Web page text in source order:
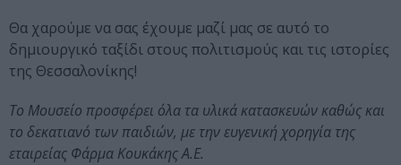
Θα χαρούμε να σας έχουμε μαζί μας σε αυτό το
δημιουργικό ταξίδι στους πολιτισμούς και τις ιστορίες
της Θεσσαλονίκης!
Το Μουσείο προσφέρει όλα τα υλικά κατασκευών καθώς και
το δεκατιανό των παιδιών, με την ευγενική χορηγία της
εταιρείας Φάρμα Κουκάκης Α.Ε.